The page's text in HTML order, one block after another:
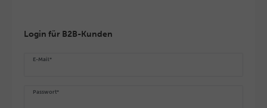
Login für B2B-Kunden
E-Mail*
Passwort*